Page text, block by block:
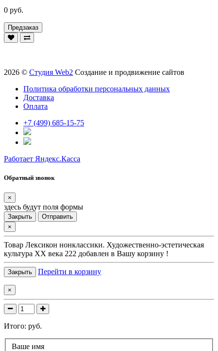
0 руб.
Предзаказ
2026 © Студия Web2 Создание и продвижение сайтов
Политика обработки персональных данных
Доставка
Оплата
+7 (499) 685-15-75
Работает Яндекс.Касса
Обратный звонок
×
здесь будут поля формы
Закрыть
Отправить
×
Товар Лексикон нонклассики. Художественно-эстетическая
культура XX века 222 добавлен в Вашу корзину !
Закрыть Перейти в корзину
×
Итого: руб.
Ваше имя